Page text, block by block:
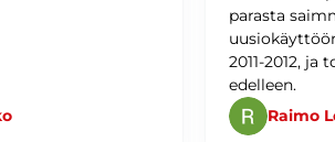
parasta
2011-2012, ja
edelleen.
Raimo